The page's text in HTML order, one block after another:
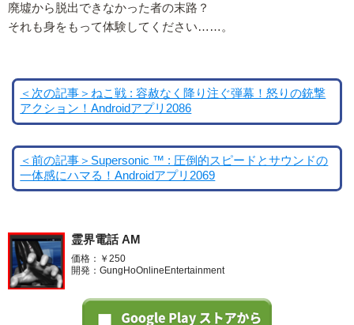
廃墟から脱出できなかった者の末路？
それも身をもって体験してください……。
＜次の記事＞ねこ戦 : 容赦なく降り注ぐ弾幕！怒りの銃撃
アクション！Androidアプリ2086
＜前の記事＞Supersonic ™ : 圧倒的スピードとサウンドの
一体感にハマる！Androidアプリ2069
霊界電話 AM
価格：￥250
開発：GungHoOnlineEntertainment